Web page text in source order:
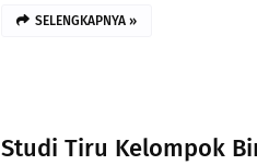
SELENGKAPNYA »
Studi Tiru Kelompok